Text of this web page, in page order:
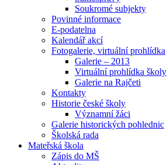
Soukromé subjekty
Povinné informace
E-podatelna
Kalendář akcí
Fotogalerie, virtuální prohlídka
Galerie – 2013
Virtuální prohlídka školy
Galerie na Rajčeti
Kontakty
Historie české školy
Významní žáci
Galerie historických pohlednic
Školská rada
Mateřská škola
Zápis do MŠ